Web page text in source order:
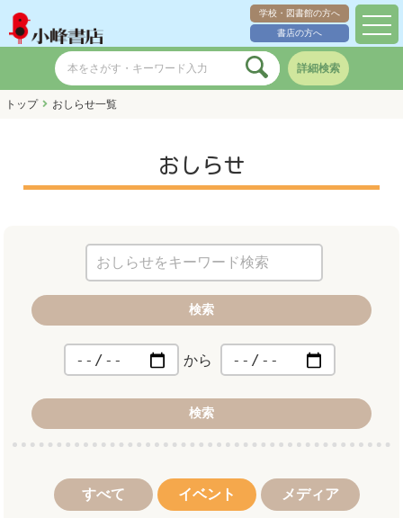
学校・図書館の方へ
書店の方へ
詳細検索
トップ おしらせ一覧
おしらせ
検索
から
検索
すべて イベント メディア